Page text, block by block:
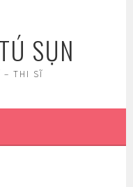
SỤN
– THI SĨ